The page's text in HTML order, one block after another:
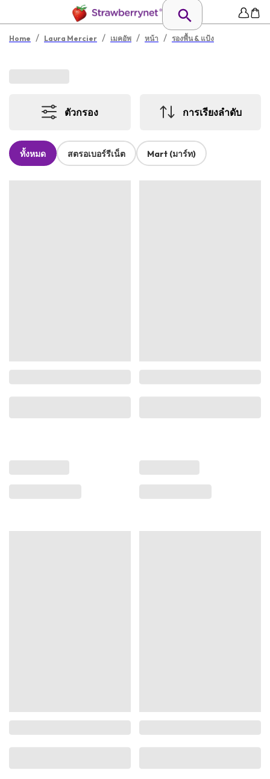
Home / Laura Mercier / เมคอัพ / หน้า / รองพื้น & แป้ง
ตัวกรอง การเรียงลำดับ
ทั้งหมด สตรอเบอร์รีเน็ต Mart (มาร์ท)